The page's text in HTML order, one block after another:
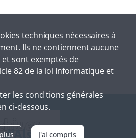
techniques nécessaires à
Ils ne contiennent aucune
sont exemptés de
82 de la loi Informatique et
les conditions générales
ci-dessous.
J'ai compris